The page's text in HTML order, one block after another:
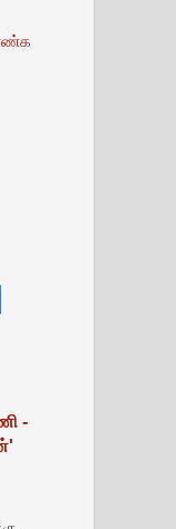
-